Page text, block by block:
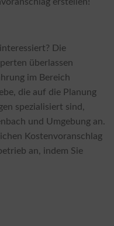
Die
überlassen
im Bereich
die auf die Planung
spezialisiert sind,
und Umgebung an.
Kostenvoranschlag
an, indem Sie